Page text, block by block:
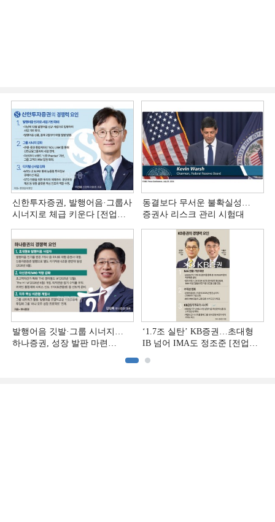
신한투자증권, 발행어음·그룹사
시너지로 체급 키운다 [전업계
동결보다 무서운 불확실성…
증권사 리스크 관리 시험대
발행어음 깃발·그룹 시너지…
하나증권, 성장 발판 마련
‘1.7조 실탄’ KB증권…초대형
IB 넘어 IMA도 정조준 [전업계